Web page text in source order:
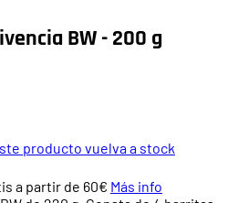
BW - 200 g
producto vuelva a stock
a partir de 60€ Más info